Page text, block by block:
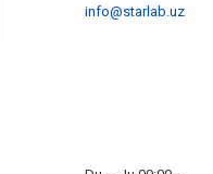
info@starlab.uz